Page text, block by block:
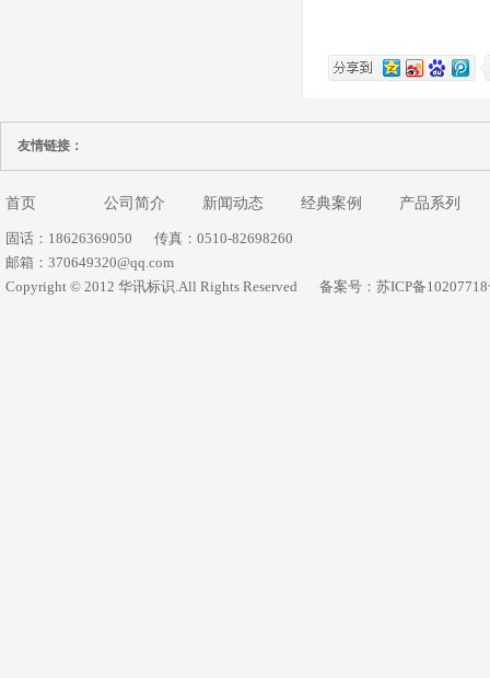
友情链接：
首页 公司简介 新闻动态 经典案例 产品系列
固话：18626369050
传真：0510-82698260
邮箱：370649320@qq.com
Copyright © 2012 华讯标识.All Rights Reserved
备案号：苏ICP备